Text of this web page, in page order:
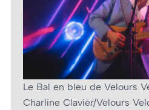
Le Bal en bleu de Velours
Charline Clavier/Velours